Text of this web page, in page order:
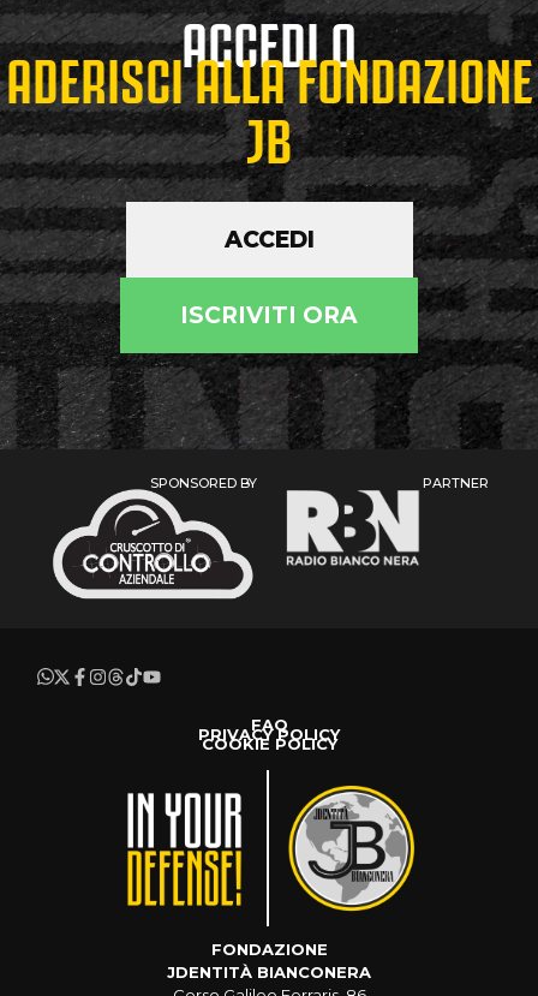
ACCEDI O
ADERISCI ALLA FONDAZIONE
JB
ACCEDI
ISCRIVITI ORA
SPONSORED BY PARTNER
FAQ
PRIVACY POLICY
COOKIE POLICY
FONDAZIONE
JDENTITÀ BIANCONERA